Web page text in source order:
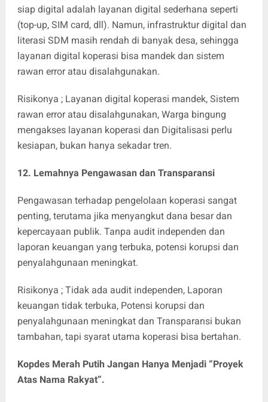
siap digital adalah layanan digital sederhana seperti
(top-up, SIM card, dll). Namun, infrastruktur digital dan
literasi SDM masih rendah di banyak desa, sehingga
layanan digital koperasi bisa mandek dan sistem
rawan error atau disalahgunakan.
Risikonya ; Layanan digital koperasi mandek, Sistem
rawan error atau disalahgunakan, Warga bingung
mengakses layanan koperasi dan Digitalisasi perlu
kesiapan, bukan hanya sekadar tren.
12. Lemahnya Pengawasan dan Transparansi
Pengawasan terhadap pengelolaan koperasi sangat
penting, terutama jika menyangkut dana besar dan
kepercayaan publik. Tanpa audit independen dan
laporan keuangan yang terbuka, potensi korupsi dan
penyalahgunaan meningkat.
Risikonya ; Tidak ada audit independen, Laporan
keuangan tidak terbuka, Potensi korupsi dan
penyalahgunaan meningkat dan Transparansi bukan
tambahan, tapi syarat utama koperasi bisa bertahan.
Kopdes Merah Putih Jangan Hanya Menjadi “Proyek
Atas Nama Rakyat”.